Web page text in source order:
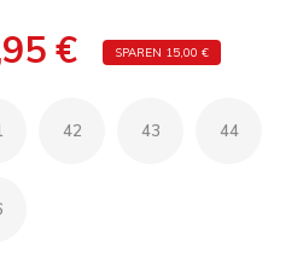
€ SPAREN 15,00 €
42 43 44